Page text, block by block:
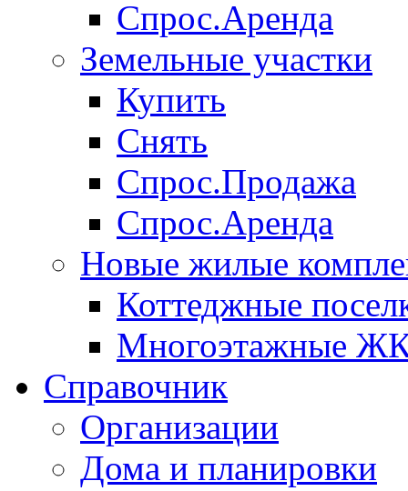
Спрос.Аренда
Земельные участки
Купить
Снять
Спрос.Продажа
Спрос.Аренда
Новые жилые
Коттеджные
Многоэтажные
Справочник
Организации
Дома и планировки